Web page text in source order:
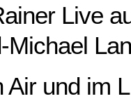
Live
Michael
Air und im